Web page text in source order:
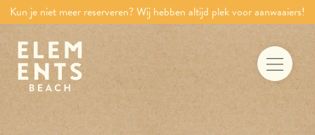
Food & drinks
Kun je niet meer reserveren? Wij hebben altijd plek voor aanwaaiers!